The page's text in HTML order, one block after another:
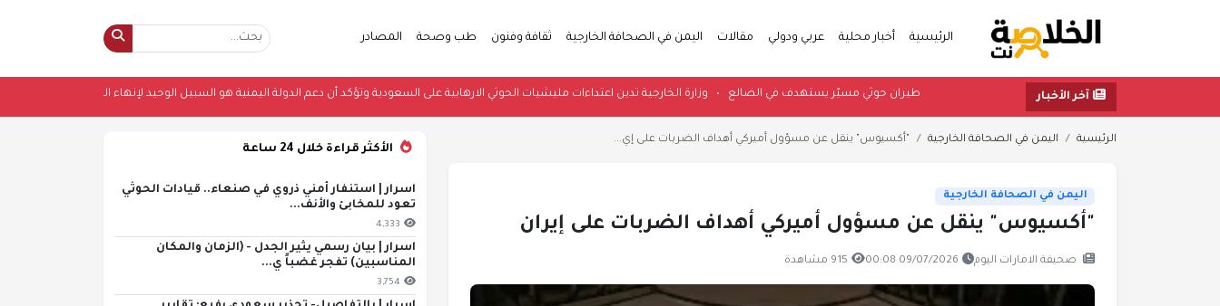
الرئيسية أخبار محلية عربي ودولي مقالات اليمن في الصحافة الخارجية ثقافة وفنون طب وصحة المصادر
آخر الأخبار طيران حوثي مسيّر يستهدف في الضالع•وزارة الخارجية تدين اعتداءات مليشيات الحوثي الارهابية على السعودية وتؤكد أن دعم الدولة اليمنية هو السبيل الوحيد لإنهاء التهديد
الرئيسية اليمن في الصحافة الخارجية "أكسيوس" ينقل عن مسؤول أميركي أهداف الضربات على إي...
اليمن في الصحافة الخارجية
"أكسيوس" ينقل عن مسؤول أميركي أهداف الضربات على إيران
صحيفة الامارات اليوم 09/07/2026 00:08 915 مشاهدة
الأكثر قراءة خلال 24 ساعة
اسرار | استنفار أمني ذروي في صنعاء.. قيادات الحوثي
تعود للمخابئ والأنف...
4,333
اسرار | بيان رسمي يثير الجدل - (الزمان والمكان
المناسبين) تفجر غضباً ي...
3,754